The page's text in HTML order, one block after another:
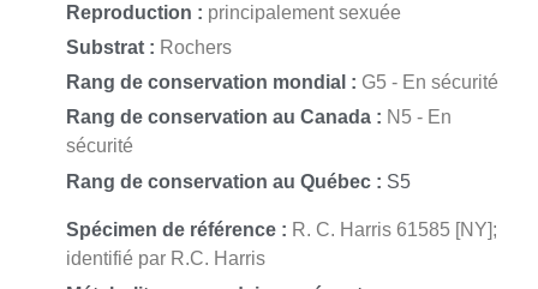
Reproduction : principalement sexuée
Substrat : Rochers
Rang de conservation mondial : G5 - En sécurité
Rang de conservation au Canada : N5 - En
sécurité
Rang de conservation au Québec : S5
Spécimen de référence : R. C. Harris 61585 [NY];
identifié par R.C. Harris